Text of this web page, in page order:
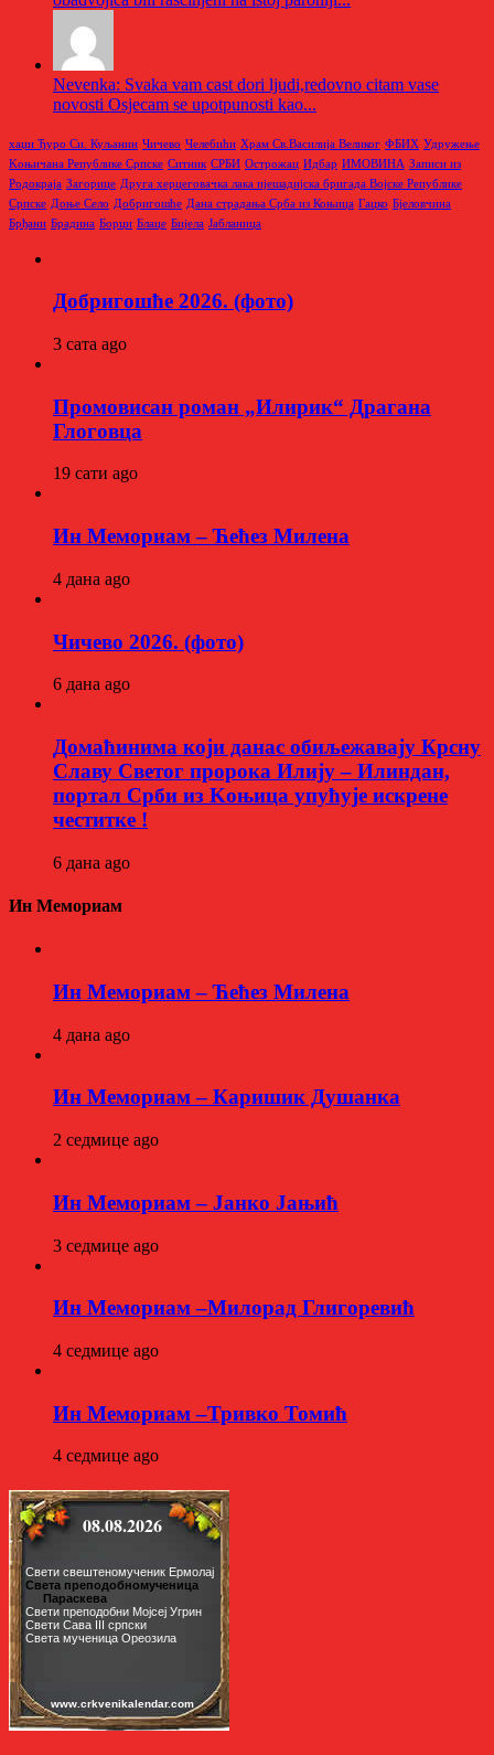
Nevenka: Svaka vam cast dori ljudi,redovno citam vase
novosti Osjecam se upotpunosti kao...
хаџи Ђуро Си. Куљанин Чичево Челебићи Храм Св.Василија Великог ФБИХ Удружење
Kоњичана Републике Српске Ситник СРБИ Острожац Идбар ИМОВИНА Записи из
Родoкраја Загорице Друга херцеговачка лака пјешадијска бригада Војске Републике
Српске Доње Село Добригошће Дана страдања Срба из Коњица Гацко Бјеловчина
Брђани Брадина Борци Блаце Бијела Јабланица
Добригошће 2026. (фото)
3 сата ago
Промовисан роман „Илирик“ Драгана
Глоговца
19 сати ago
Ин Мемориам – Ћећез Милена
4 дана ago
Чичево 2026. (фото)
6 дана ago
Домаћинима који данас обиљежавају Крсну
Славу Светог пророка Илију – Илиндан,
портал Срби из Kоњица упућује искрене
честитке !
6 дана ago
Ин Мемориам
Ин Мемориам – Ћећез Милена
4 дана ago
Ин Мемориам – Каришик Душанка
2 седмице ago
Ин Мемориам – Јанко Јањић
3 седмице ago
Ин Мемориам –Милорад Глигоревић
4 седмице ago
Ин Мемориам –Тривко Томић
4 седмице ago